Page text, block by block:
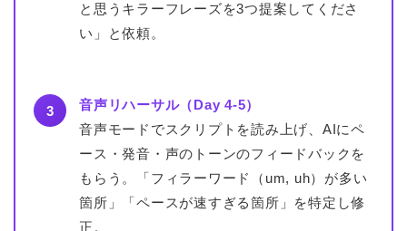
と思うキラーフレーズを3つ提案してくださ
い」と依頼。
3
音声リハーサル（Day 4-5）
音声モードでスクリプトを読み上げ、AIにペ
ース・発音・声のトーンのフィードバックを
もらう。「フィラーワード（um, uh）が多い
箇所」「ペースが速すぎる箇所」を特定し修
正。